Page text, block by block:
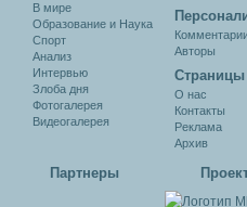
В мире
Образование и Наука
Спорт
Анализ
Интервью
Злоба дня
Фотогалерея
Видеогалерея
Авторы
Cтраницы
О нас
Контакты
Реклама
Архив
Партнеры